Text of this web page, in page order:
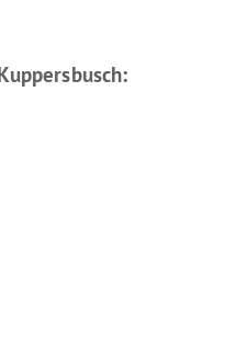
упаковщиков